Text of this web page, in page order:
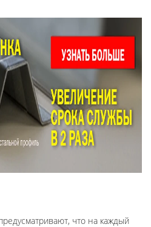
что на каждый